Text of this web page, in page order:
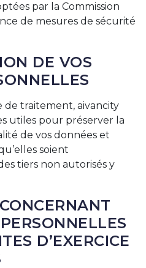
par la Commission
de mesures de sécurité
DE VOS
de traitement, aivancity
utiles pour préserver la
de vos données et
soient
tiers non autorisés y
D’EXERCICE